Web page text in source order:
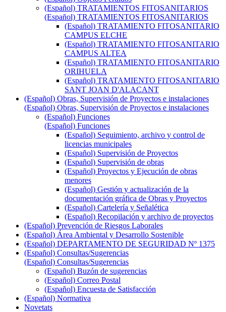
(Español) TRATAMIENTOS FITOSANITARIOS
(Español) TRATAMIENTOS FITOSANITARIOS
(Español) TRATAMIENTO FITOSANITARIO
CAMPUS ELCHE
(Español) TRATAMIENTO FITOSANITARIO
CAMPUS ALTEA
(Español) TRATAMIENTO FITOSANITARIO
ORIHUELA
(Español) TRATAMIENTO FITOSANITARIO
SANT JOAN D'ALACANT
(Español) Obras, Supervisión de Proyectos e instalaciones
(Español) Obras, Supervisión de Proyectos e instalaciones
(Español) Funciones
(Español) Funciones
(Español) Seguimiento, archivo y control de
licencias municipales
(Español) Supervisión de Proyectos
(Español) Supervisión de obras
(Español) Proyectos y Ejecución de obras
menores
(Español) Gestión y actualización de la
documentación gráfica de Obras y Proyectos
(Español) Cartelería y Señalética
(Español) Recopilación y archivo de proyectos
(Español) Prevención de Riesgos Laborales
(Español) Área Ambiental y Desarrollo Sostenible
(Español) DEPARTAMENTO DE SEGURIDAD Nº 1375
(Español) Consultas/Sugerencias
(Español) Consultas/Sugerencias
(Español) Buzón de sugerencias
(Español) Correo Postal
(Español) Encuesta de Satisfacción
(Español) Normativa
Novetats